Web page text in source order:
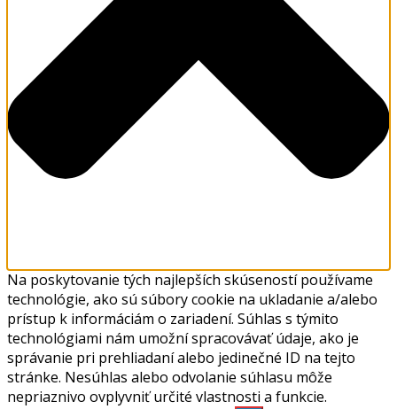
Na poskytovanie tých najlepších skúseností používame
technológie, ako sú súbory cookie na ukladanie a/alebo
prístup k informáciám o zariadení. Súhlas s týmito
technológiami nám umožní spracovávať údaje, ako je
správanie pri prehliadaní alebo jedinečné ID na tejto
stránke. Nesúhlas alebo odvolanie súhlasu môže
nepriaznivo ovplyvniť určité vlastnosti a funkcie.